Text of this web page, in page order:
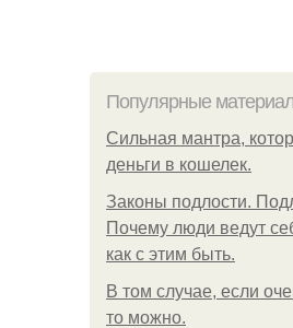
Популярные
Сильная мантра,
деньги в кошелек.
Законы подлости.
Почему люди ведут
как с этим быть.
В том случае, если
то можно.